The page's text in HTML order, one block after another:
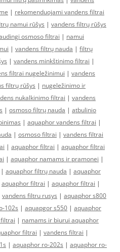
| rekomenduojami vandens filtrai
namui rūšys | vandens filtrų rūšys
osmoso filtrai | namui
| vandens filtrų nauda | filtrų
| vandens minkštinimo filtrai |
filtrai nugeležinimui | vandens
filtrų rūšys | nugeležinimo ir
nukalkinimo filtrai | vandens
| osmoso filtrų nauda | atbulinio
| aquaphor vandens filtrai |
| osmoso filtrai | vandens filtrai
| aquaphor filtrai | aquaphor filtrai
| aquaphor namams ir pramonei |
| aquaphor filtrų nauda | aquaphor
aquaphor filtrai | aquaphor filtrai |
vandens filtru rusys | aquaphor s800
102s | aquapgor s550 | aquaphor
| namams ir biurui aquaphor
filtrai | vandens filtrai |
| aquaphor ro-202s | aquaphor ro-